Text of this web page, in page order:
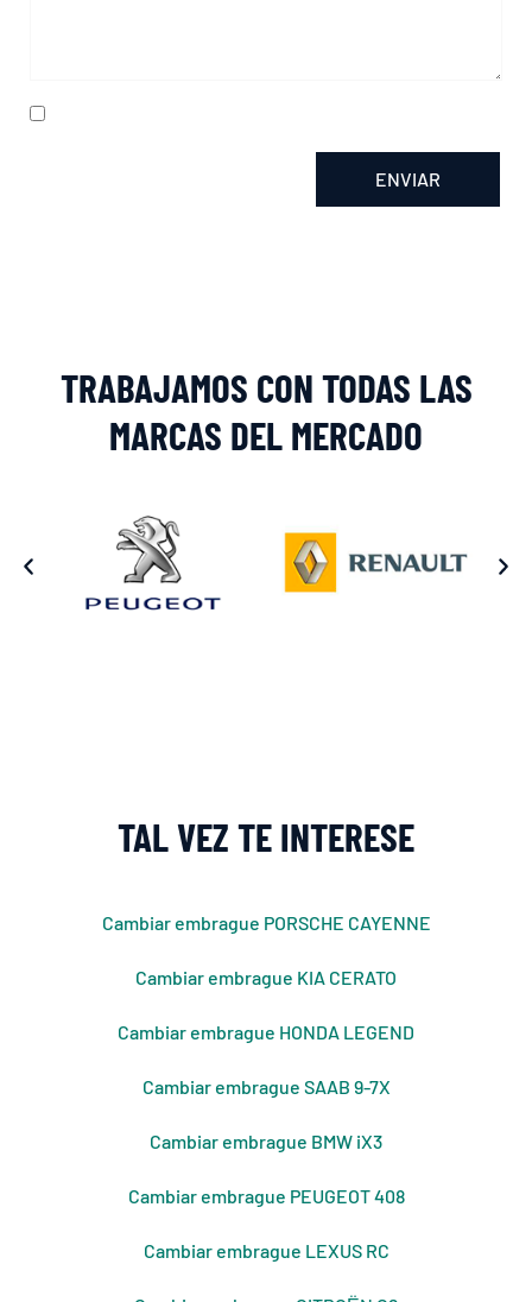
ENVIAR
TRABAJAMOS CON TODAS LAS
MARCAS DEL MERCADO
TAL VEZ TE INTERESE
Cambiar embrague PORSCHE CAYENNE
Cambiar embrague KIA CERATO
Cambiar embrague HONDA LEGEND
Cambiar embrague SAAB 9-7X
Cambiar embrague BMW iX3
Cambiar embrague PEUGEOT 408
Cambiar embrague LEXUS RC